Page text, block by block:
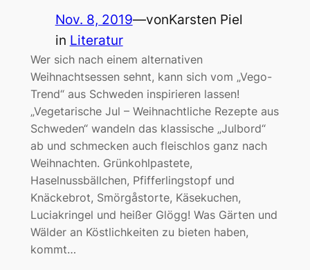
Nov. 8, 2019—vonKarsten Piel
in Literatur
Wer sich nach einem alternativen
Weihnachtsessen sehnt, kann sich vom „Vego-
Trend“ aus Schweden inspirieren lassen!
„Vegetarische Jul – Weihnachtliche Rezepte aus
Schweden“ wandeln das klassische „Julbord“
ab und schmecken auch fleischlos ganz nach
Weihnachten. Grünkohlpastete,
Haselnussbällchen, Pfifferlingstopf und
Knäckebrot, Smörgåstorte, Käsekuchen,
Luciakringel und heißer Glögg! Was Gärten und
Wälder an Köstlichkeiten zu bieten haben,
kommt…